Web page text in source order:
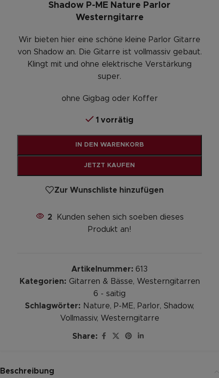
Shadow P-ME Nature Parlor
Westerngitarre
Wir bieten hier eine schöne kleine Parlor Gitarre
von Shadow an. Die Gitarre ist vollmassiv gebaut.
Klingt mit und ohne elektrische Verstärkung
super.
ohne Gigbag oder Koffer
1 vorrätig
IN DEN WARENKORB
JETZT KAUFEN
Alternative:
Zur Wunschliste hinzufügen
2
Kunden sehen sich soeben dieses
Produkt an!
Artikelnummer: 613
Kategorien: Gitarren & Bässe, Westerngitarren
6 - saitig
Schlagwörter: Nature, P-ME, Parlor, Shadow,
Vollmassiv, Westerngitarre
Share:
Beschreibung